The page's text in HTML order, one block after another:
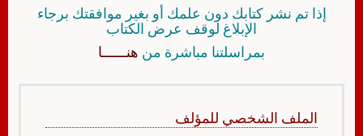
إذا تم نشر كتابك دون علمك أو بغير موافقتك برجاء
الإبلاغ لوقف عرض الكتاب
بمراسلتنا مباشرة من هنــــــا
الملف الشخصي للمؤلف